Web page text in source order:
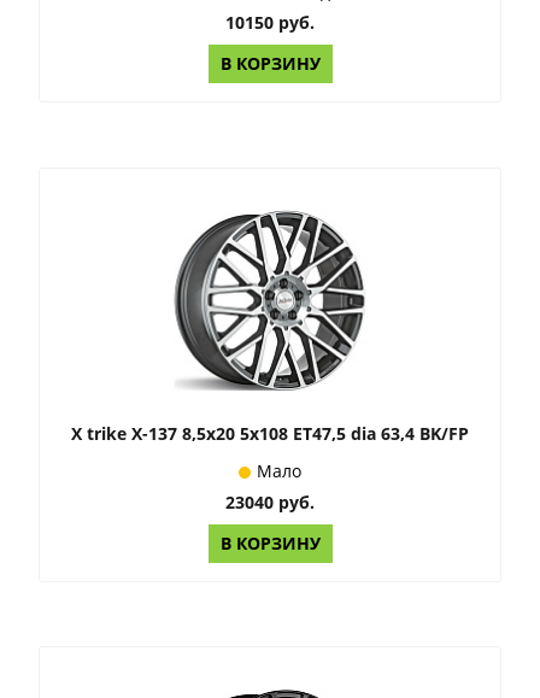
10150 руб.
В КОРЗИНУ
X trike X-137 8,5x20 5x108 ET47,5 dia 63,4 BK/FP
Мало
23040 руб.
В КОРЗИНУ